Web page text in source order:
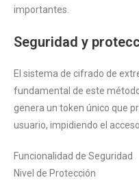
importantes.
Seguridad y
El sistema de cifrado de
fundamental de este
genera un token único que
usuario, impidiendo el
Funcionalidad de Seguridad
Nivel de Protección